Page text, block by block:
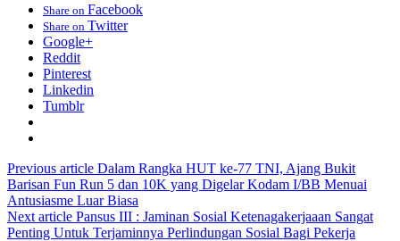
Share on Facebook
Share on Twitter
Google+
Reddit
Pinterest
Linkedin
Tumblr
Previous article Dalam Rangka HUT ke-77 TNI, Ajang Bukit
Barisan Fun Run 5 dan 10K yang Digelar Kodam I/BB Menuai
Antusiasme Luar Biasa
Next article Pansus III : Jaminan Sosial Ketenagakerjaaan Sangat
Penting Untuk Terjaminnya Perlindungan Sosial Bagi Pekerja